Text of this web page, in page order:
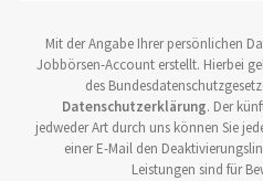
Mit der Angabe Ihrer persönlichen
Jobbörsen-Account erstellt. Hierbei
des
Datenschutzerklärung. Der
jedweder Art durch uns können Sie
einer E-Mail den
Leistungen sind für